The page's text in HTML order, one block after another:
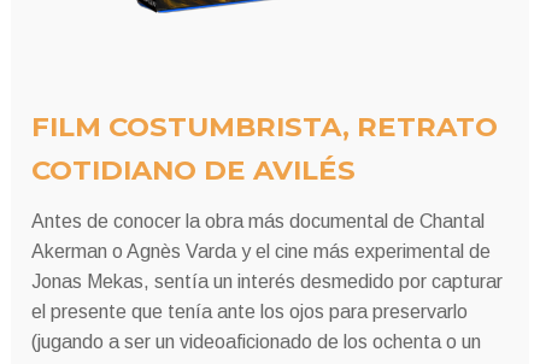
FILM COSTUMBRISTA, RETRATO
COTIDIANO DE AVILÉS
Antes de conocer la obra más documental de Chantal
Akerman o Agnès Varda y el cine más experimental de
Jonas Mekas, sentía un interés desmedido por capturar
el presente que tenía ante los ojos para preservarlo
(jugando a ser un videoaficionado de los ochenta o un